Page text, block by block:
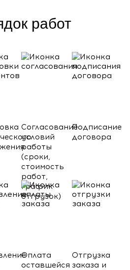
работ
Согласование
условий
работы
(сроки,
стоимость
работ,
график
отгрузок)
Подписание
договора
Оплата
оставшейся
Отгрузка
заказа и